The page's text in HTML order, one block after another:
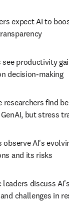
expect AI to
see productivity
decision-making
researchers find
but stress
observe AI's
and its risks
leaders discuss
challenges in